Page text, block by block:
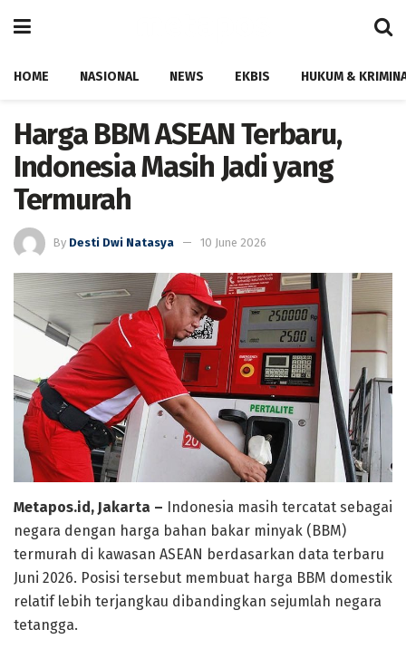
HOME NASIONAL NEWS EKBIS HUKUM &
Harga BBM ASEAN Terbaru,
Indonesia Masih Jadi yang
Termurah
By Desti Dwi Natasya 10 June 2026
Metapos.id, Jakarta – Indonesia masih tercatat sebagai
negara dengan harga bahan bakar minyak (BBM)
termurah di kawasan ASEAN berdasarkan data terbaru
Juni 2026. Posisi tersebut membuat harga BBM domestik
relatif lebih terjangkau dibandingkan sejumlah negara
tetangga.